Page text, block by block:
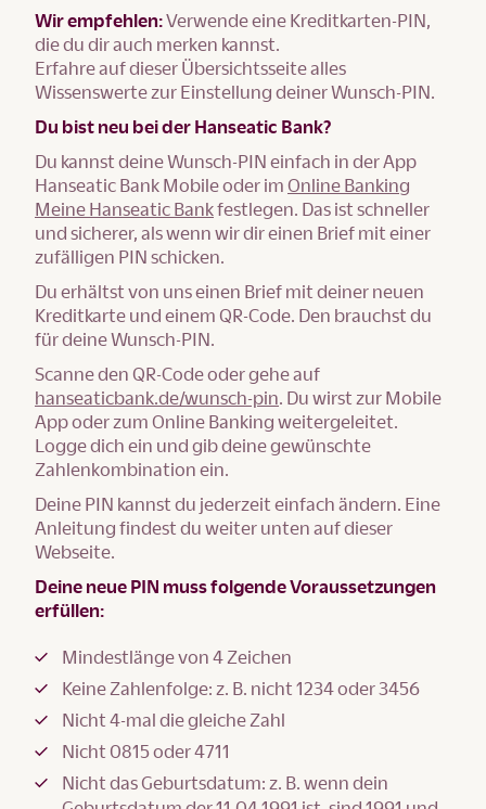
Wir empfehlen:Verwende eine Kreditkarten-PIN,
die du dir auch merken kannst.
Erfahre auf dieser Übersichtsseite alles
Wissenswerte zur Einstellung deiner Wunsch-PIN.
Du bist neu bei der Hanseatic Bank?
Du kannst deine Wunsch-PIN einfach in der App
Hanseatic Bank Mobile oder im Online Banking
Meine Hanseatic Bankfestlegen. Das ist schneller
und sicherer, als wenn wir dir einen Brief mit einer
zufälligen PIN schicken.
Du erhältst von uns einen Brief mit deiner neuen
Kreditkarte und einem QR-Code. Den brauchst du
für deine Wunsch-PIN.
Scanne den QR-Code oder gehe auf
hanseaticbank.de/wunsch-pin. Du wirst zur Mobile
App oder zum Online Banking weitergeleitet.
Logge dich ein und gib deine gewünschte
Zahlenkombination ein.
Deine PIN kannst du jederzeit einfach ändern. Eine
Anleitung findest du weiter unten auf dieser
Webseite.
Deine neue PIN muss folgende Voraussetzungen
erfüllen:
Mindestlänge von 4 Zeichen
Keine Zahlenfolge: z. B. nicht 1234 oder 3456
Nicht 4-mal die gleiche Zahl
Nicht 0815 oder 4711
Nicht das Geburtsdatum: z. B. wenn dein